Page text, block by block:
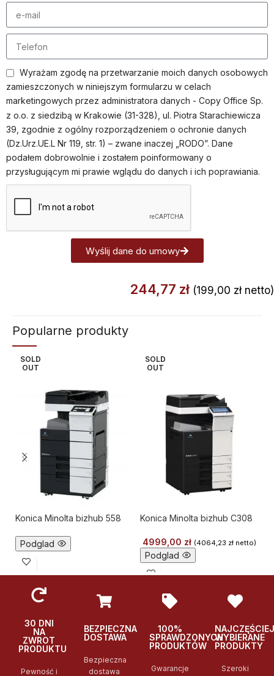
Wyrażam zgodę na przetwarzanie moich danych osobowych
zamieszczonych w niniejszym formularzu w celach
marketingowych przez administratora danych - Copy Office Sp.
z o.o. z siedzibą w Krakowie (31-328), ul. Piotra Starachiewicza
39, zgodnie z ogólny rozporządzeniem o ochronie danych
(Dz.Urz.UE.L Nr 119, str. 1) – zwane inaczej „RODO”. Dane
podałem dobrowolnie i zostałem poinformowany o
przysługującym mi prawie wglądu do danych i ich poprawiania.
Wyślij dane do umowy
244,77 zł (199,00 złnetto)
Popularne produkty
SOLD
OUT
Konica Minolta bizhub 558
Podglad
SOLD
OUT
Konica Minolta bizhub C308
4999,00 zł (4064,23 zł netto)
Podglad
30 DNI
NA
ZWROT
PRODUKTU
Pewność i
BEZPIECZNA
DOSTAWA
Bezpieczna
dostawa
100%
SPRAWDZONYCH
PRODUKTÓW
Gwarancje
NAJCZĘŚCIEJ
WYBIERANE
PRODUKTY
Szeroki